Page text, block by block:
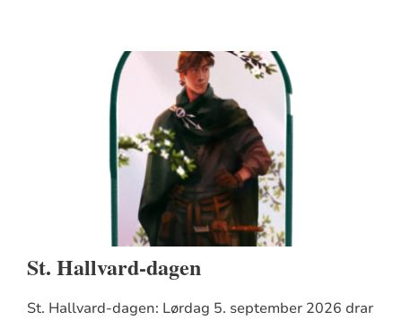
St. Hallvard-dagen
St. Hallvard-dagen: Lørdag 5. september 2026 drar